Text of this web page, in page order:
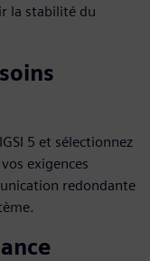
la stabilité du
5 et sélectionnez
exigences
redondante